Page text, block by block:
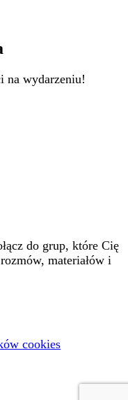
na wydarzeniu!
do grup, które Cię
materiałów i
cookies